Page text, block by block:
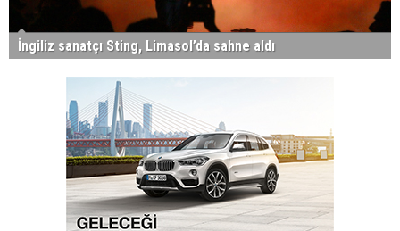
İngiliz sanatçı Sting, Limasol’da sahne aldı